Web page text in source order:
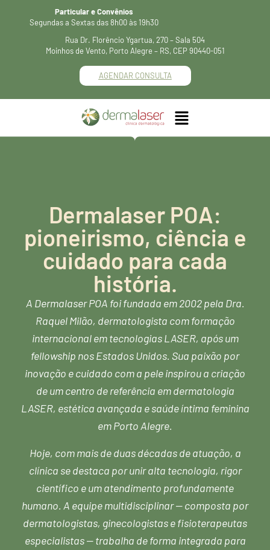
Particular e Convênios
Segundas a Sextas das 8h00 às 19h30
Rua Dr. Florêncio Ygartua, 270 – Sala 504
Moinhos de Vento, Porto Alegre – RS, CEP 90440-051
AGENDAR CONSULTA
Dermalaser POA:
pioneirismo, ciência e
cuidado para cada
história.
A Dermalaser POA foi fundada em 2002 pela Dra.
Raquel Milão, dermatologista com formação
internacional em tecnologias LASER, após um
fellowship nos Estados Unidos. Sua paixão por
inovação e cuidado com a pele inspirou a criação
de um centro de referência em dermatologia
LASER, estética avançada e saúde íntima feminina
em Porto Alegre.
Hoje, com mais de duas décadas de atuação, a
clínica se destaca por unir alta tecnologia, rigor
científico e um atendimento profundamente
humano. A equipe multidisciplinar — composta por
dermatologistas, ginecologistas e fisioterapeutas
especialistas — trabalha de forma integrada para